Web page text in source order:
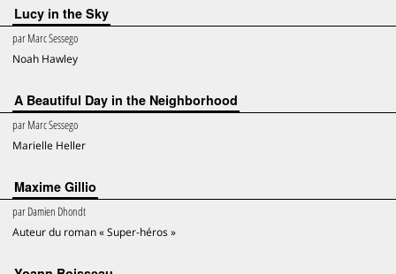
Lucy in the Sky
parMarc Sessego
Noah Hawley
A Beautiful Day in the Neighborhood
parMarc Sessego
Marielle Heller
Maxime Gillio
parDamien Dhondt
Auteur du roman « Super-héros »